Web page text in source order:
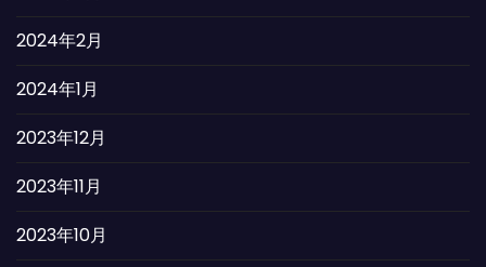
2024年2月
2024年1月
2023年12月
2023年11月
2023年10月